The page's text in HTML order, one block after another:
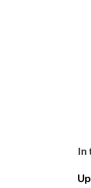
In